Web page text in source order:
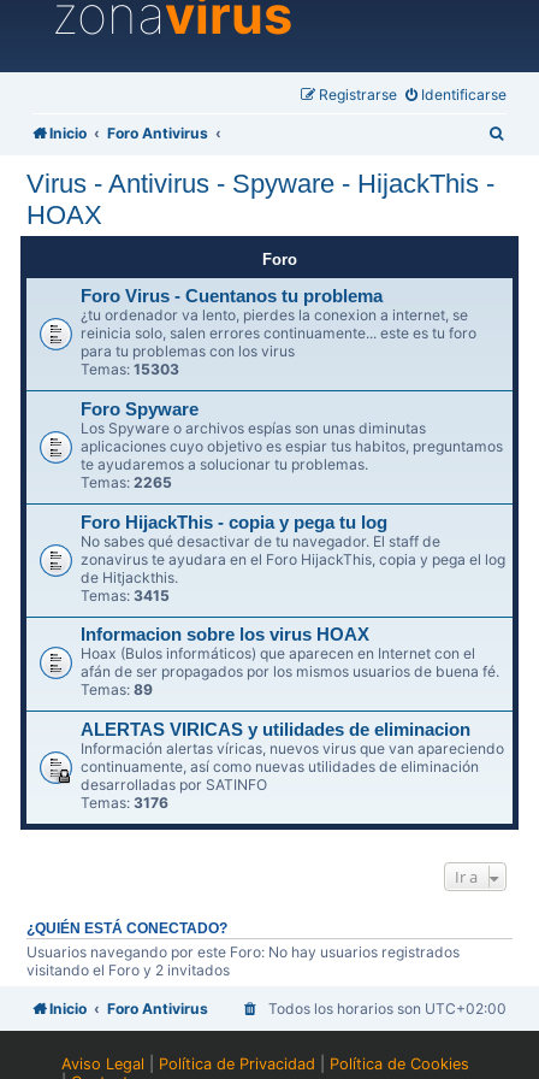
zonavirus
Identificarse
Registrarse
Inicio Foro Antivirus
Virus - Antivirus - Spyware - HijackThis -
HOAX
Foro
Foro Virus - Cuentanos tu problema
¿tu ordenador va lento, pierdes la conexion a internet, se
reinicia solo, salen errores continuamente... este es tu foro
para tu problemas con los virus
Temas:15303
Foro Spyware
Los Spyware o archivos espías son unas diminutas
aplicaciones cuyo objetivo es espiar tus habitos, preguntamos
te ayudaremos a solucionar tu problemas.
Temas:2265
Foro HijackThis - copia y pega tu log
No sabes qué desactivar de tu navegador. El staff de
zonavirus te ayudara en el Foro HijackThis, copia y pega el log
de Hitjackthis.
Temas: 3415
Informacion sobre los virus HOAX
Hoax (Bulos informáticos) que aparecen en Internet con el
afán de ser propagados por los mismos usuarios de buena fé.
Temas:89
ALERTAS VIRICAS y utilidades de eliminacion
Información alertas víricas, nuevos virus que van apareciendo
continuamente, así como nuevas utilidades de eliminación
desarrolladas por SATINFO
Temas:3176
Ir a
¿QUIÉN ESTÁ CONECTADO?
Usuarios navegando por este Foro: No hay usuarios registrados
visitando el Foro y 2 invitados
Inicio Foro Antivirus Todos los horarios son UTC+02:00
Aviso Legal Política de Privacidad
Política de Cookies